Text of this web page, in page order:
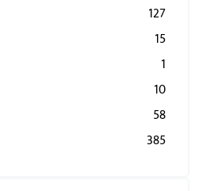
127
15
1
10
58
385